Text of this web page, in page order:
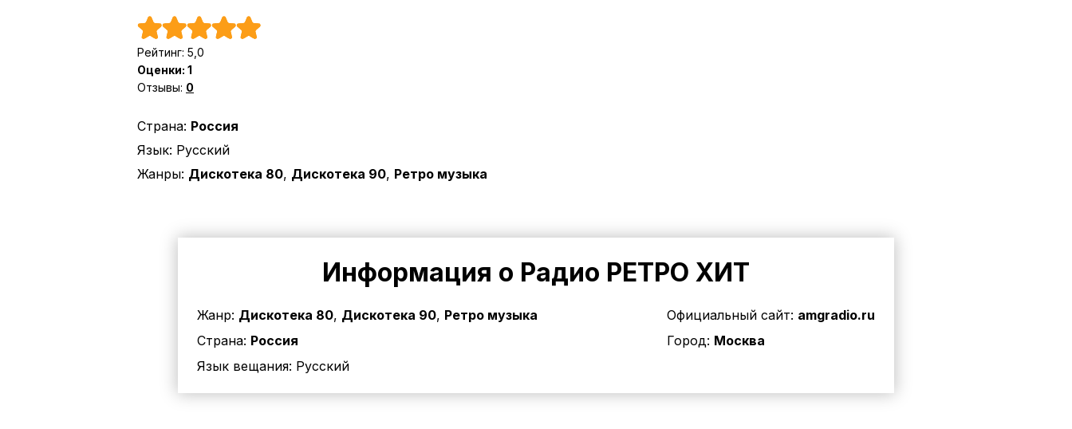
Рейтинг: 5,0
Оценки: 1
Отзывы: 0
Страна: Россия
Язык: Русский
Жанры: Дискотека 80, Дискотека 90, Ретро музыка
Информация о Радио РЕТРО ХИТ
Жанр: Дискотека 80, Дискотека 90, Ретро музыка Официальный сайт: amgradio.ru
Страна: Россия Город: Москва
Язык вещания: Русский